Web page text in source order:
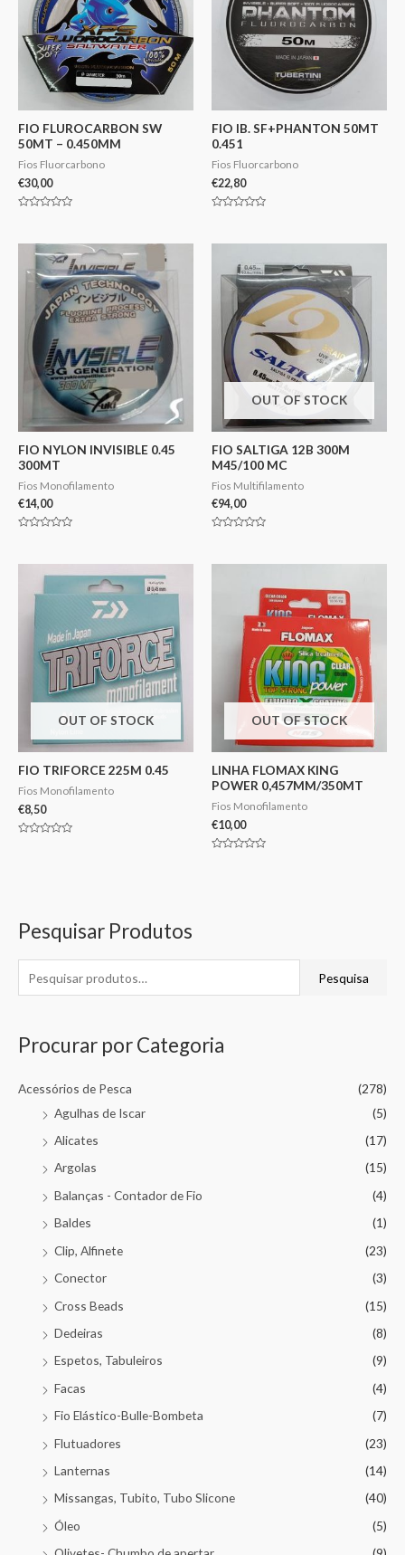
Pesquisar Produtos
Pesquisa
Procurar por Categoria
Acessórios de Pesca
(278)
Agulhas de Iscar
(5)
Alicates
(17)
Argolas
(15)
Balanças - Contador de Fio
(4)
Baldes
(1)
Clip, Alfinete
(23)
Conector
(3)
Cross Beads
(15)
Dedeiras
(8)
Espetos, Tabuleiros
(9)
Facas
(4)
Fio Elástico-Bulle-Bombeta
(7)
Flutuadores
(23)
Lanternas
(14)
Missangas, Tubito, Tubo Slicone
(40)
Óleo
(5)
FIO FLUROCARBON SW
50MT – 0.450MM
Fios Fluorcarbono
€30,00
5
FIO IB. SF+PHANTON 50MT
0.451
Fios Fluorcarbono
€22,80
5
FIO NYLON INVISIBLE 0.45
300MT
Fios Monofilamento
€14,00
5
OUT OF STOCK
FIO SALTIGA 12B 300M
M45/100 MC
Fios Multifilamento
€94,00
5
OUT OF STOCK
FIO TRIFORCE 225M 0.45
Fios Monofilamento
€8,50
OUT OF STOCK
LINHA FLOMAX KING
POWER 0,457MM/350MT
Fios Monofilamento
€10,00